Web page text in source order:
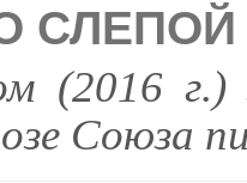
(2016
Союза